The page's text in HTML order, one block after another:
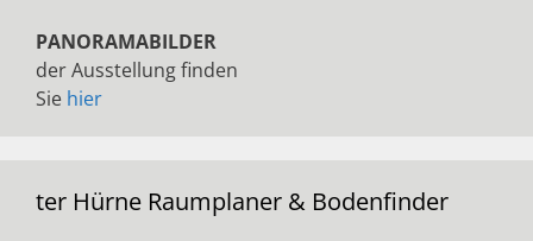
PANORAMABILDER
der Ausstellung finden
Sie hier
ter Hürne Raumplaner & Bodenfinder